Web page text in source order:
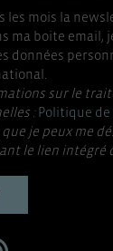
les mois la
ma boite email,
données
sur le
:Politique
que je peux me
le lien intégré